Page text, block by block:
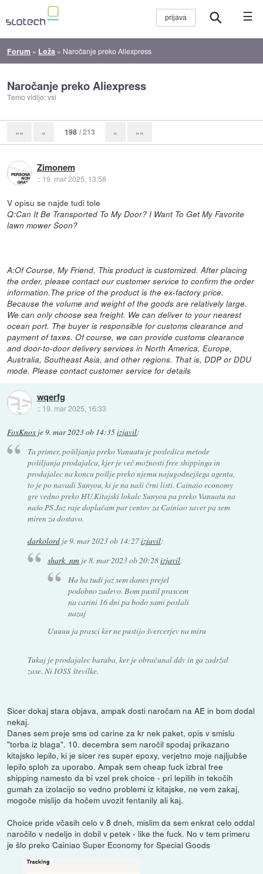
☰
Forum » Loža » Naročanje preko Aliexpress
Naročanje preko Aliexpress
Temo vidijo: vsi
«« « 198 / 213 » »»
Zimonem
:: 19. mar 2025, 13:58
V opisu se najde tudi tole
Q:Can It Be Transported To My Door? I Want To Get My Favorite
lawn mower Soon?
A:Of Course, My Friend, This product is customized. After placing
the order, please contact our customer service to confirm the order
information.The price of the product is the ex-factory price.
Because the volume and weight of the goods are relatively large.
We can only choose sea freight. We can deliver to your nearest
ocean port. The buyer is responsible for customs clearance and
payment of taxes. Of course, we can provide customs clearance
and door-to-door delivery services in North America, Europe,
Australia, Southeast Asia, and other regions. That is, DDP or DDU
mode. Please contact customer service for details
wqerfg
:: 19. mar 2025, 16:33
FoxKnox je9. mar 2023 ob 14:35izjavil:
Ta primer, pošiljanja preko Vanuatu je posledica metode
pošiljanja prodajalca, kjer je več možnosti free shippinga in
prodajalec na koncu pošlje preko njemu najugodnejšega agenta,
to je po navadi Sunyou, ki je na naši črni listi. Cainaio economy
gre vedno preko HU.Kitajski lokalc Sunyou pa preko Vanuatu na
našo PS.Jaz raje doplačam par centov za Cainiao saver pa sem
miren za dostavo.
darkolordje9. mar 2023 ob 14:27izjavil:
shark_nm je8. mar 2023 ob 20:28izjavil:
Ha ha tudi jaz sem danes prejel
podobno zadevo. Bom pustil prascem
na carini 16 dni pa bodo sami poslali
nazaj
Uuuuu ja prasci ker ne pustijo švercerjev na miru
Tukaj je prodajalec baraba, ker je obračunal ddv in ga zadržal
zase. Ni IOSS številke.
Sicer dokaj stara objava, ampak dosti naročam na AE in bom dodal
nekaj.
Danes sem preje sms od carine za kr nek paket, opis v smislu
"torba iz blaga". 10. decembra sem naročil spodaj prikazano
kitajsko lepilo, ki je sicer res super epoxy, verjetno moje najljubše
lepilo sploh za uporabo. Ampak sem cheap fuck izbral free
shipping namesto da bi vzel prek choice - pri lepilih in tekočih
gumah za izolacijo so vedno problemi iz kitajske, ne vem zakaj,
mogoče mislijo da hočem uvozit fentanily ali kaj.
Choice pride včasih celo v 8 dneh, mislim da sem enkrat celo oddal
naročilo v nedeljo in dobil v petek - like the fuck. No v tem primeru
je šlo preko Cainiao Super Economy for Special Goods